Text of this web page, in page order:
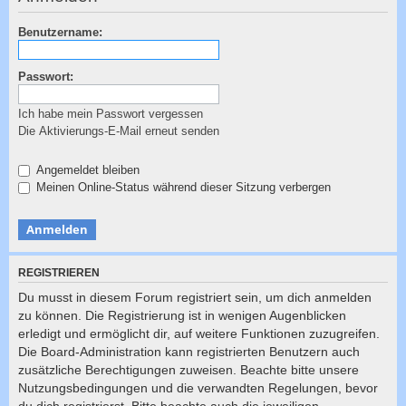
Benutzername:
Passwort:
Ich habe mein Passwort vergessen
Die Aktivierungs-E-Mail erneut senden
Angemeldet bleiben
Meinen Online-Status während dieser Sitzung verbergen
REGISTRIEREN
Du musst in diesem Forum registriert sein, um dich anmelden
zu können. Die Registrierung ist in wenigen Augenblicken
erledigt und ermöglicht dir, auf weitere Funktionen zuzugreifen.
Die Board-Administration kann registrierten Benutzern auch
zusätzliche Berechtigungen zuweisen. Beachte bitte unsere
Nutzungsbedingungen und die verwandten Regelungen, bevor